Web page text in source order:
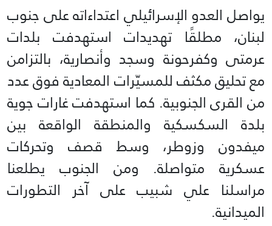
يواصل العدو الإسرائيلي اعتداءاته على جنوب
لبنان، مطلقًا تهديدات استهدفت بلدات
عرمتى وكفرحونة وسجد وأنصارية، بالتزامن
مع تحليق مكثف للمسيّرات المعادية فوق عدد
من القرى الجنوبية. كما استهدفت غارات جوية
بلدة السكسكية والمنطقة الواقعة بين
ميفدون وزوطر، وسط قصف وتحركات
عسكرية متواصلة. ومن الجنوب يطلعنا
مراسلنا علي شبيب على آخر التطورات
الميدانية.